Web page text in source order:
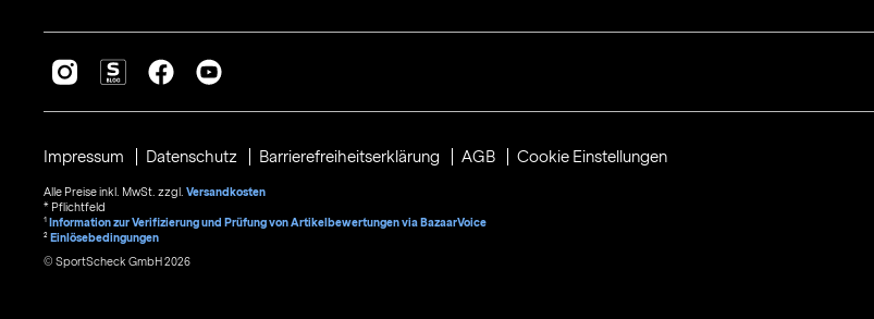
Impressum Datenschutz Barrierefreiheitserklärung AGB Cookie Einstellungen
Alle Preise inkl. MwSt. zzgl. Versandkosten
* Pflichtfeld
1 Information zur Verifizierung und Prüfung von Artikelbewertungen via BazaarVoice
² Einlösebedingungen
© SportScheck GmbH 2026